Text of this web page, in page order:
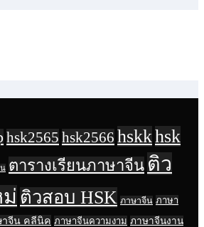
hsk2565 hsk2566 hskkhsk
ตารางเรียนภาษาจีน ติว
ม่ ติวสอบ HSK ภาษาจีน ภาษา
าจีน คลีนิค ภาษาจีนความงาม ภาษาจีนงาน